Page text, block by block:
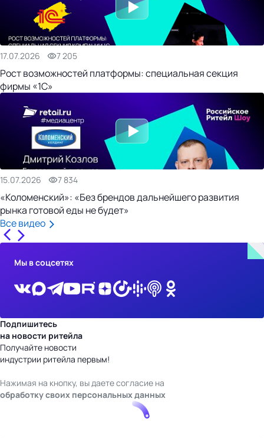
17.07.2026 7 205
Рост возможностей платформы: специальная секция
фирмы «1С»
15.07.2026 7 834
«Коломенский»: «Без брендов дальнейшего развития
рынка готовой еды не будет»
Все видео
Мы в соцсетях
Подпишитесь
на новости ритейла
Получайте новости
индустрии ритейла первым!
Нажимая на кнопку, вы даете согласие на
обработку своих персональных данных